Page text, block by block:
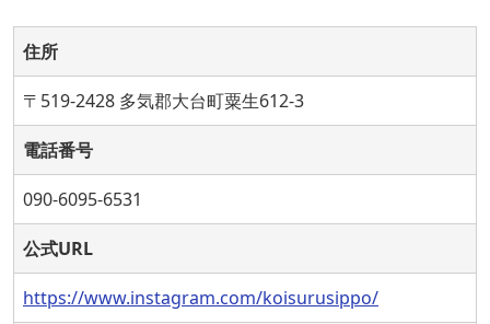
住所
〒519-2428 多気郡大台町粟生612-3
電話番号
090-6095-6531
公式URL
https://www.instagram.com/koisurusippo/